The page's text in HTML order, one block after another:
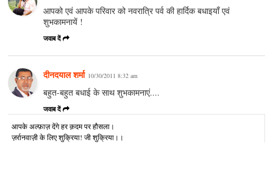
आपको एवं आपके परिवार को नवरात्रि पर्व की हार्दिक बधाइयाँ एवं
शुभकामनायें !
जवाब दें
दीनदयाल शर्मा 10/30/2011 8:32 am
बहुत-बहुत बधाई के साथ शुभकामनाएं....
जवाब दें
आपके अल्‍फ़ाज़ देंगे हर क़दम पर हौसला।
ज़र्रानवाज़ी के लिए शुक्रिया! जी शुक्रिया।।